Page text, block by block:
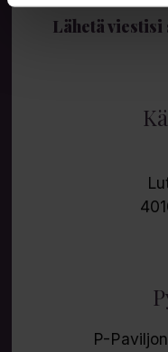
Lähetä
P-